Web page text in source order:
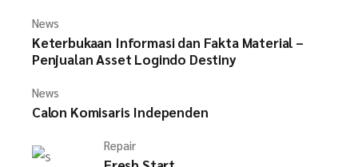
News
Keterbukaan Informasi dan Fakta Material –
Penjualan Asset Logindo Destiny
News
Calon Komisaris Independen
Repair